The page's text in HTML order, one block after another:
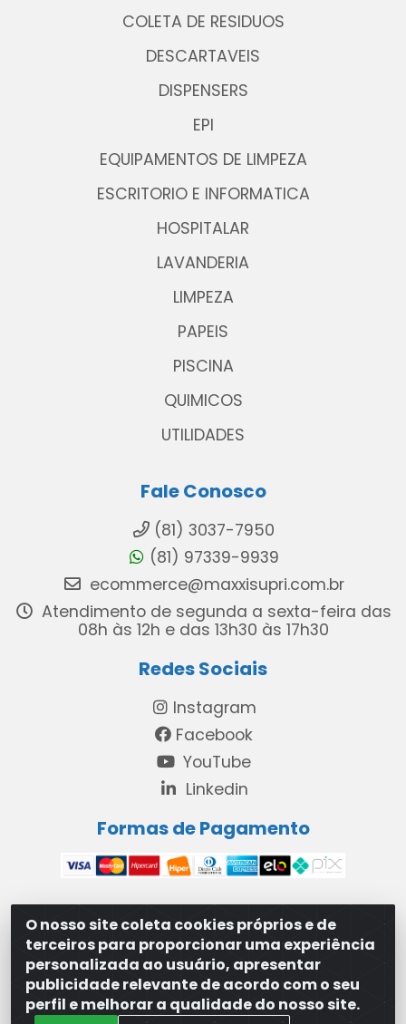
O nosso site coleta cookies próprios e de
terceiros para proporcionar uma experiência
personalizada ao usuário, apresentar
publicidade relevante de acordo com o seu
perfil e melhorar a qualidade do nosso site.
COLETA DE RESIDUOS
DESCARTAVEIS
DISPENSERS
EPI
EQUIPAMENTOS DE LIMPEZA
ESCRITORIO E INFORMATICA
HOSPITALAR
LAVANDERIA
LIMPEZA
PAPEIS
PISCINA
QUIMICOS
UTILIDADES
Fale Conosco
(81) 3037-7950
(81) 97339-9939
ecommerce@maxxisupri.com.br
Atendimento de segunda a sexta-feira das
08h às 12h e das 13h30 às 17h30
Redes Sociais
Instagram
Facebook
YouTube
Linkedin
Formas de Pagamento
MAXXISUPRI COMÉRCIO DE SANEANTES LTDA - Avenida
Antônio Cabral de Souza, 2872 - Maranguape II -
Paulista/PE - CEP 53.421-420 - 31.329.180/0001-83